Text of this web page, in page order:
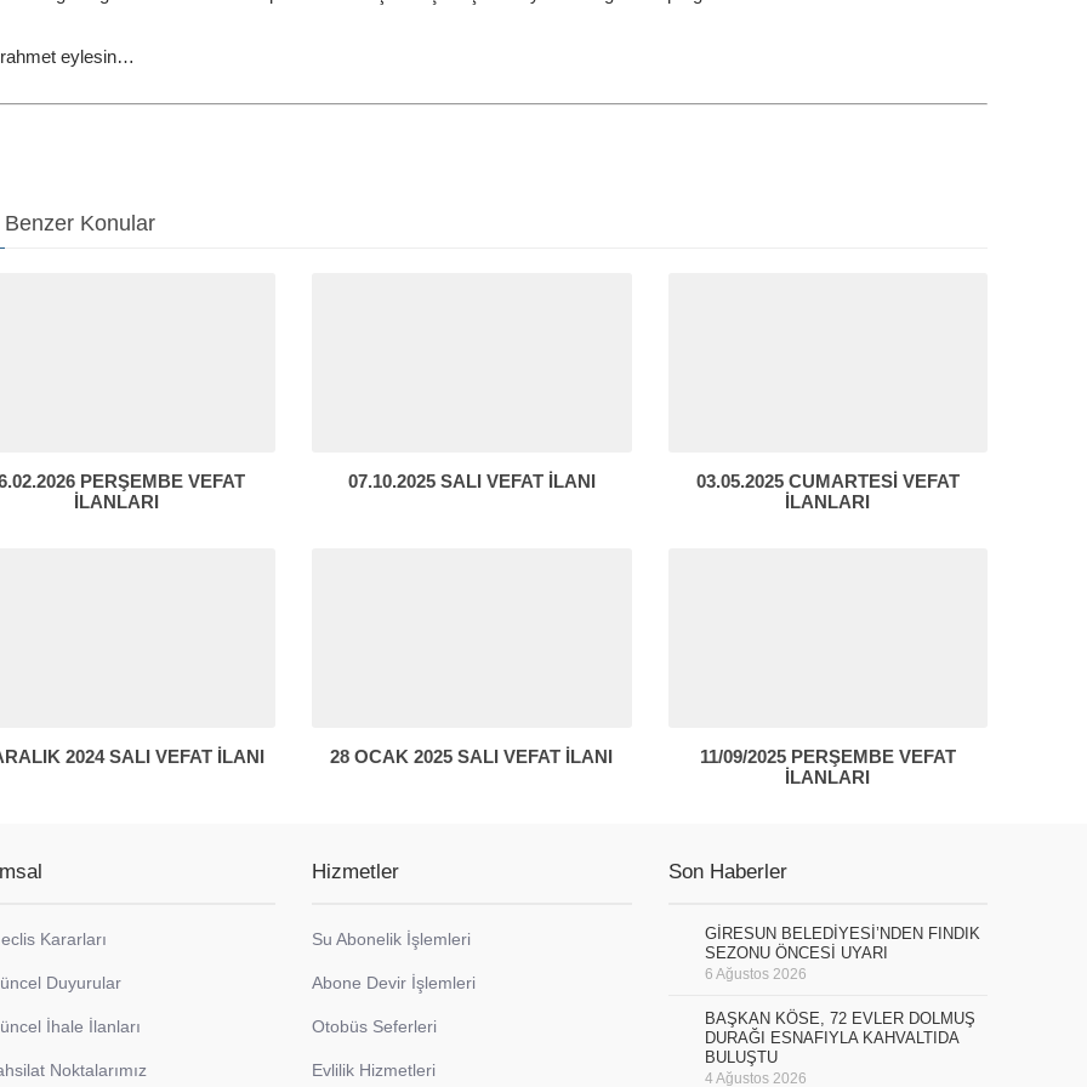
eylesin…
Benzer Konular
PERŞEMBE VEFAT
İLANLARI
07.10.2025 SALI VEFAT İLANI
03.05.2025 CUMARTESİ VEFAT
İLANLARI
2024 SALI VEFAT İLANI 28 OCAK 2025 SALI VEFAT İLANI
11/09/2025 PERŞEMBE VEFAT
İLANLARI
Kararları
Duyurular
İhale İlanları
Noktalarımız
Hizmetler
Su Abonelik İşlemleri
Abone Devir İşlemleri
Otobüs Seferleri
Evlilik Hizmetleri
Son Haberler
GİRESUN BELEDİYESİ’NDEN FINDIK
SEZONU ÖNCESİ UYARI
6 Ağustos 2026
BAŞKAN KÖSE, 72 EVLER DOLMUŞ
DURAĞI ESNAFIYLA KAHVALTIDA
BULUŞTU
4 Ağustos 2026